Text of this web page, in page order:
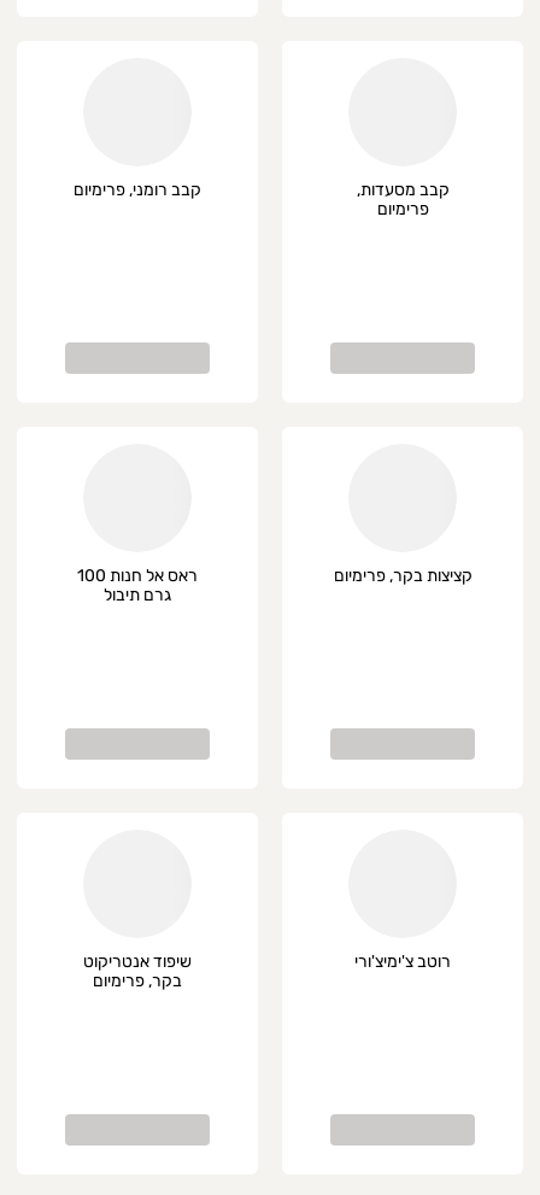
קבב מסעדות,
פרימיום
קבב רומני, פרימיום
קציצות בקר, פרימיום
ראס אל חנות 100
גרם תיבול
רוטב צ'ימיצ'ורי
שיפוד אנטריקוט
בקר, פרימיום